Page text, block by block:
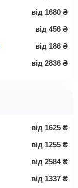
від 1680 ₴
від 456 ₴
від 186 ₴
від 2836 ₴
від 1625 ₴
від 1255 ₴
від 2584 ₴
від 1337 ₴